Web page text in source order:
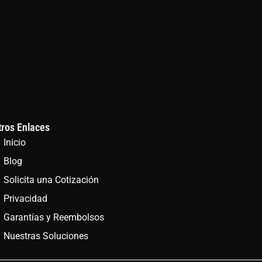
Enlaces
Inicio
Blog
Solicita una Cotización
Privacidad
Garantías y Reembolsos
Nuestras Soluciones